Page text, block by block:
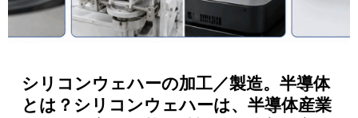
シリコンウェハーの加工／製造。半導体
とは？シリコンウェハーは、半導体産業